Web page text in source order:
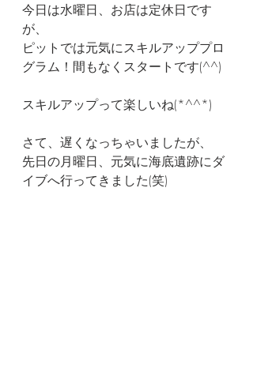
今日は水曜日、お店は定休日です
が、
ピットでは元気にスキルアッププロ
グラム！間もなくスタートです(^^)
スキルアップって楽しいね(*^^*)
さて、遅くなっちゃいましたが、
先日の月曜日、元気に海底遺跡にダ
イブへ行ってきました(笑)